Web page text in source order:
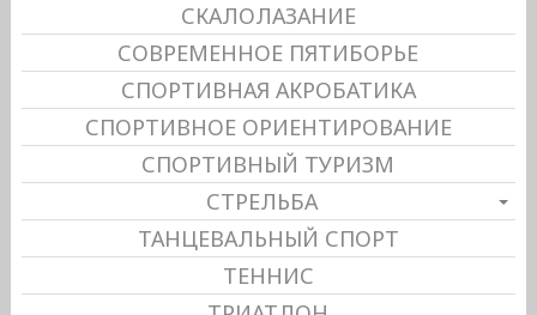
СКАЛОЛАЗАНИЕ
СОВРЕМЕННОЕ ПЯТИБОРЬЕ
СПОРТИВНАЯ АКРОБАТИКА
СПОРТИВНОЕ ОРИЕНТИРОВАНИЕ
СПОРТИВНЫЙ ТУРИЗМ
СТРЕЛЬБА
ТАНЦЕВАЛЬНЫЙ СПОРТ
ТЕННИС